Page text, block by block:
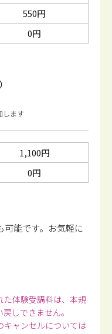
550円
0円
します
1,100円
0円
能です。 お気軽に
た体験受講料は、本規
しできません。
キャンセルについては